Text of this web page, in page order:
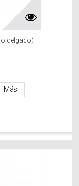
delgado)
Más